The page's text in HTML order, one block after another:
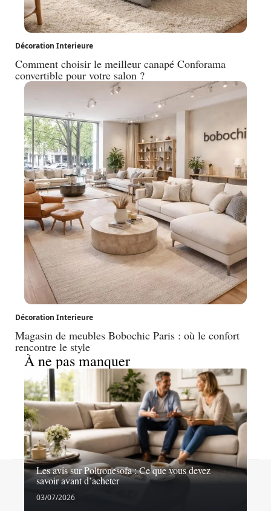
Décoration Interieure
Comment choisir le meilleur canapé Conforama
convertible pour votre salon ?
Décoration Interieure
Magasin de meubles Bobochic Paris : où le confort
rencontre le style
À ne pas manquer
Les avis sur Poltronesofa : Ce que vous devez
savoir avant d’acheter
03/07/2026
Contact Mentions légales Sitemap